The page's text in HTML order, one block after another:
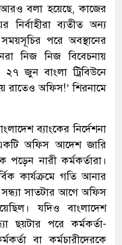
আরও বলা হয়েছে, কাজের
নির্বাহীরা ব্যতীত অন্য
সময়সূচির পরে অবস্থানের
নিজ নিজ বিবেচনায়
২৭ জুন বাংলা ট্রিবিউনে
রাতেও অফিস!’ শিরনামে
ব্যাংকের নির্দেশনা
অফিস আদেশ জারি
নারী কর্মকর্তারা।
কার্যক্রমে গতি আনার
সন্ধ্যা সাতটার আগে অফিস
যদিও বাংলাদেশ
ছয়টার পরে কর্মকর্তা-
বা কর্মচারীদেরকে